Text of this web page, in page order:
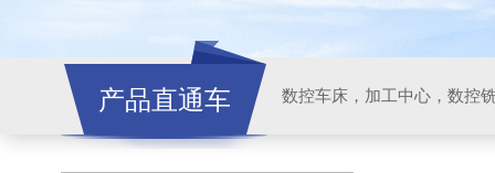
产品直通车